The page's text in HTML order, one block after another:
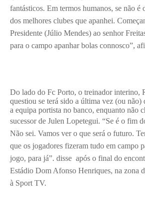
fantásticos. Em termos humanos, se não é
dos melhores clubes que apanhei.
Presidente (Júlio Mendes) ao senhor
para o campo apanhar bolas connosco”,
Do lado do Fc Porto, o treinador interino,
questiou se terá sido a última vez (ou não)
a equipa portista no banco, enquanto não
sucessor de Julen Lopetegui. “Se é o fim
Não sei. Vamos ver o que será o futuro.
que os jogadores fizeram tudo em campo
jogo, para já”. disse após o final do
Estádio Dom Afonso Henriques, na zona
à Sport TV.